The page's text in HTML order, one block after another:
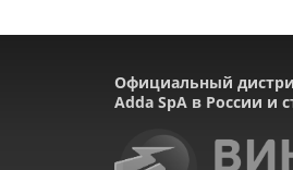
Официальный
Adda SpA в России и